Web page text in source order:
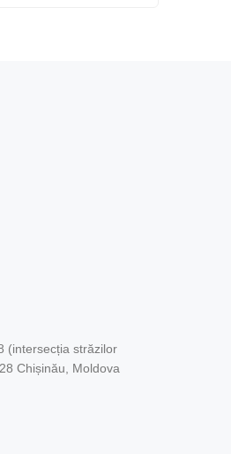
(intersecția străzilor
Chișinău, Moldova